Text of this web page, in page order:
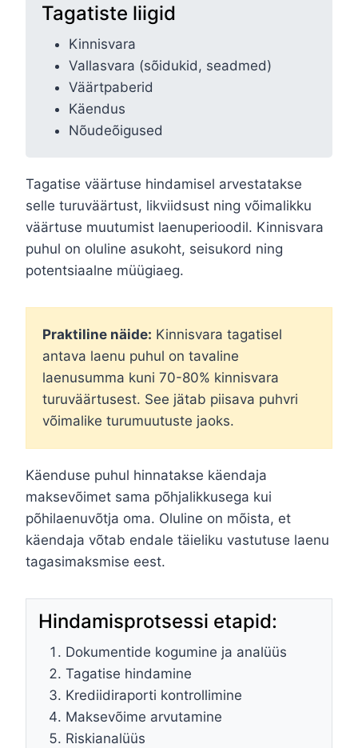
Tagatiste liigid
Kinnisvara
Vallasvara (sõidukid, seadmed)
Väärtpaberid
Käendus
Nõudeõigused
Tagatise väärtuse hindamisel arvestatakse
selle turuväärtust, likviidsust ning võimalikku
väärtuse muutumist laenuperioodil. Kinnisvara
puhul on oluline asukoht, seisukord ning
potentsiaalne müügiaeg.
Praktiline näide: Kinnisvara tagatisel
antava laenu puhul on tavaline
laenusumma kuni 70-80% kinnisvara
turuväärtusest. See jätab piisava puhvri
võimalike turumuutuste jaoks.
Käenduse puhul hinnatakse käendaja
maksevõimet sama põhjalikkusega kui
põhilaenuvõtja oma. Oluline on mõista, et
käendaja võtab endale täieliku vastutuse laenu
tagasimaksmise eest.
Hindamisprotsessi etapid:
Dokumentide kogumine ja analüüs
Tagatise hindamine
Krediidiraporti kontrollimine
Maksevõime arvutamine
Riskianalüüs